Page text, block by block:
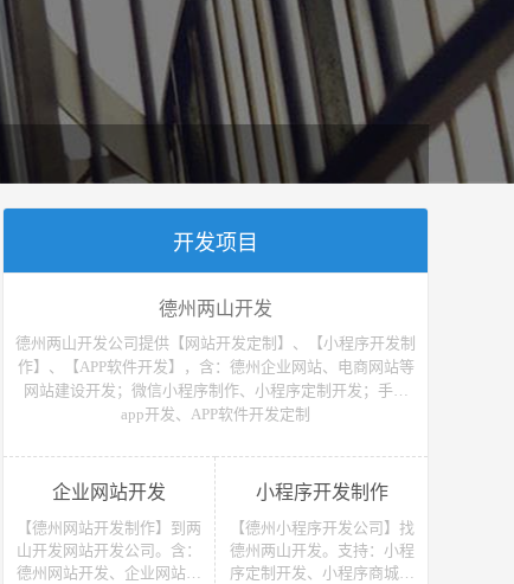
开发项目
德州两山开发
德州两山开发公司提供【网站开发定制】、【小程序开发制
作】、【APP软件开发】，含：德州企业网站、电商网站等
网站建设开发；微信小程序制作、小程序定制开发；手机
app开发、APP软件开发定制
企业网站开发
【德州网站开发制作】到两
山开发网站开发公司。含：
德州网站开发、企业网站开
小程序开发制作
【德州小程序开发公司】找
德州两山开发。支持：小程
序定制开发、小程序商城开